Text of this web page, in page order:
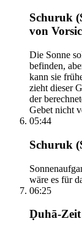
Schuruk
von
Die Sonne
befinden,
kann sie
zieht dieser
der
Gebet nicht
05:44
Schuruk
wäre es für
06:25
Ḍuhā-Zeit